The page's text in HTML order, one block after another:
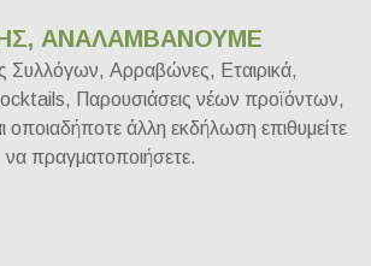
ΑΝΑΛΑΜΒΑΝΟΥΜΕ
Συλλόγων, Αρραβώνες, Εταιρικά,
Παρουσιάσεις νέων προϊόντων,
οποιαδήποτε άλλη εκδήλωση επιθυμείτε
να πραγματοποιήσετε.